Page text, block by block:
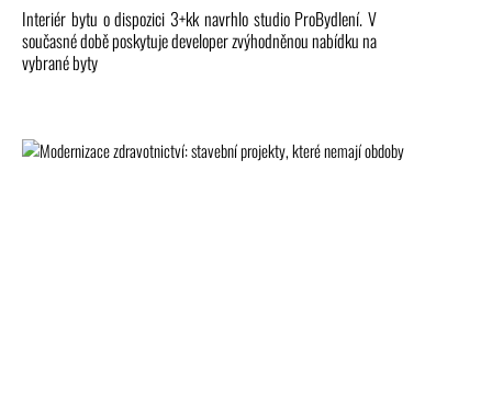
Interiér bytu o dispozici 3+kk navrhlo studio ProBydlení. V
současné době poskytuje developer zvýhodněnou nabídku na
vybrané byty